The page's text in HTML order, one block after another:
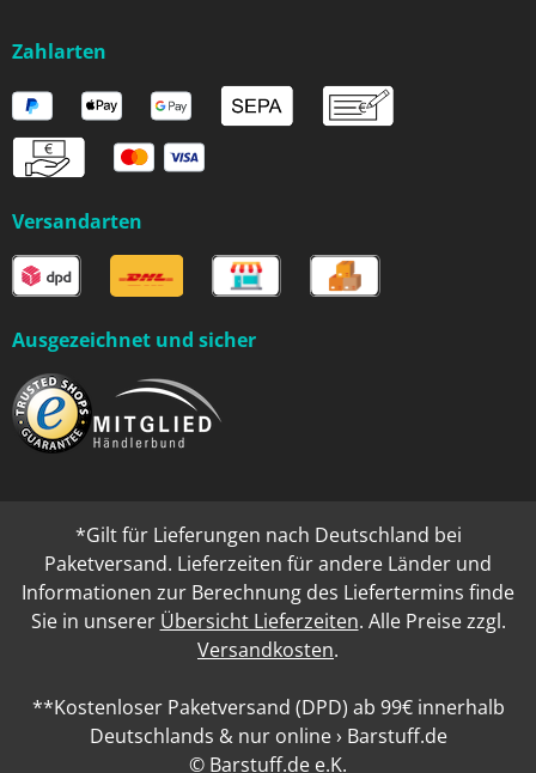
Zahlarten
Versandarten
Ausgezeichnet und sicher
*Gilt für Lieferungen nach Deutschland bei
Paketversand. Lieferzeiten für andere Länder und
Informationen zur Berechnung des Liefertermins finde
Sie in unserer Übersicht Lieferzeiten. Alle Preise zzgl.
Versandkosten.
**Kostenloser Paketversand (DPD) ab 99€ innerhalb
Deutschlands & nur online › Barstuff.de
© Barstuff.de e.K.